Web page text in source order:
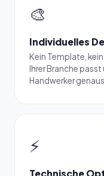
🎨
Individuelles
Kein Template,
Ihrer Branche
Handwerker
⚡
Technische